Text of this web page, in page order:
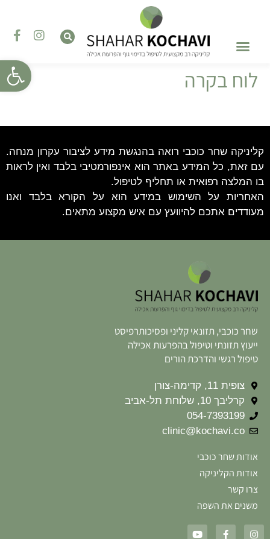
לוח בקרה
קליניקה שחר כוכבי רואה בהנגשת מידע לציבור עקרון מנחה.
עם זאת, כל המידע באתר הוא אינפורמטיבי בלבד ואין לראות
בו המלצה רפואית או תחליף לטיפול.
האחריות על השימוש במידע הוא על הקורא בלבד ואנו
מעודדים אתכם להיוועץ עם איש מקצוע מתאים.
שחר כוכבי, תזונאי קליני ופסיכותרפיסט
ייעוץ תזונתי וטיפול בהפרעות אכילה
טיפול רגשי והדרכת הורים
צופית 11, קדימה-צורן
קרליבך 10, שלוחת תל-אביב
054-7393199
clinic@kochavi.co
אודות שחר כוכבי
אודות הקליניקה
צרו קשר
משנים את השפה
פתח